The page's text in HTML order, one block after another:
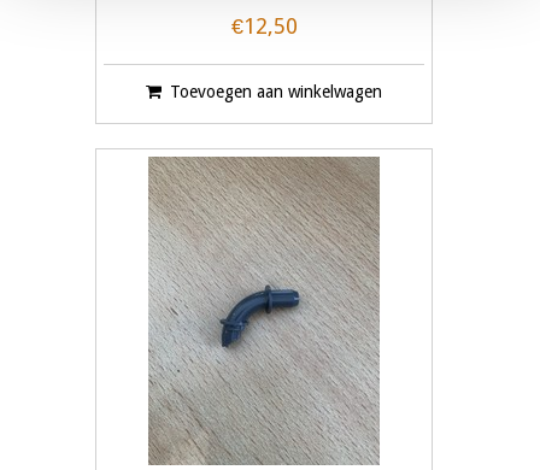
€12,50
Toevoegen aan winkelwagen